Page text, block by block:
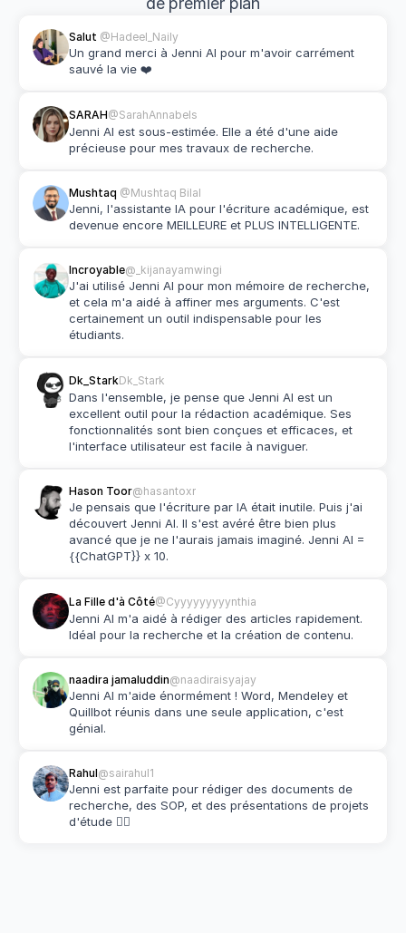
Salut @Hadeel_Naily
Un grand merci à Jenni AI pour m'avoir carrément
sauvé la vie ❤️
SARAH@SarahAnnabels
Jenni AI est sous-estimée. Elle a été d'une aide
précieuse pour mes travaux de recherche.
Mushtaq @Mushtaq Bilal
Jenni, l'assistante IA pour l'écriture académique, est
devenue encore MEILLEURE et PLUS INTELLIGENTE.
Incroyable@_kijanayamwingi
J'ai utilisé Jenni AI pour mon mémoire de recherche,
et cela m'a aidé à affiner mes arguments. C'est
certainement un outil indispensable pour les
étudiants.
Dk_StarkDk_Stark
Dans l'ensemble, je pense que Jenni AI est un
excellent outil pour la rédaction académique. Ses
fonctionnalités sont bien conçues et efficaces, et
l'interface utilisateur est facile à naviguer.
Hason Toor@hasantoxr
Je pensais que l'écriture par IA était inutile. Puis j'ai
découvert Jenni AI. Il s'est avéré être bien plus
avancé que je ne l'aurais jamais imaginé. Jenni AI =
{{ChatGPT}} x 10.
La Fille d'à Côté@Cyyyyyyyyynthia
Jenni AI m'a aidé à rédiger des articles rapidement.
Idéal pour la recherche et la création de contenu.
naadira jamaluddin@naadiraisyajay
Jenni AI m'aide énormément ! Word, Mendeley et
Quillbot réunis dans une seule application, c'est
génial.
Rahul@sairahul1
Jenni est parfaite pour rédiger des documents de
recherche, des SOP, et des présentations de projets
d'étude 👌🏽